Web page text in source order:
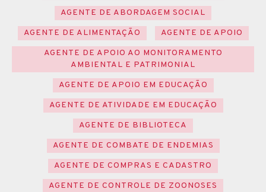
AGENTE DE ABORDAGEM SOCIAL
AGENTE DE ALIMENTAÇÃO
AGENTE DE APOIO
AGENTE DE APOIO AO MONITORAMENTO
AMBIENTAL E PATRIMONIAL
AGENTE DE APOIO EM EDUCAÇÃO
AGENTE DE ATIVIDADE EM EDUCAÇÃO
AGENTE DE BIBLIOTECA
AGENTE DE COMBATE DE ENDEMIAS
AGENTE DE COMPRAS E CADASTRO
AGENTE DE CONTROLE DE ZOONOSES